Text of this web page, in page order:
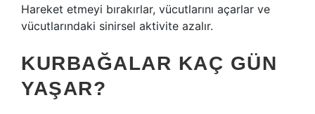
Hareket etmeyi bırakırlar, vücutlarını açarlar ve
vücutlarındaki sinirsel aktivite azalır.
KURBAĞALAR KAÇ GÜN
YAŞAR?